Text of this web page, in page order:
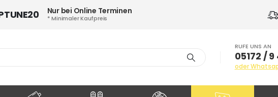
Nur bei Online Terminen
* Minimaler Kaufpreis
RUFE UNS AN
05172 /
oder